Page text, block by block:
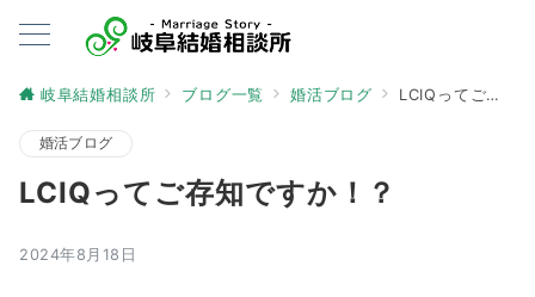
岐阜結婚相談所 ブログ一覧 婚活ブログ LCIQってご存知ですか！？
婚活ブログ
LCIQってご存知ですか！？
2024年8月18日